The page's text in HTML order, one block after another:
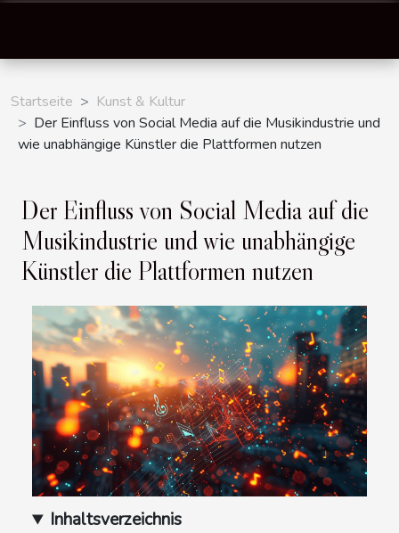
Startseite
Kunst & Kultur
Der Einfluss von Social Media auf die Musikindustrie und
wie unabhängige Künstler die Plattformen nutzen
Der Einfluss von Social Media auf die
Musikindustrie und wie unabhängige
Künstler die Plattformen nutzen
Inhaltsverzeichnis